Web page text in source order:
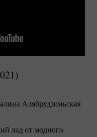
Алябрудзиньская
лад от модного